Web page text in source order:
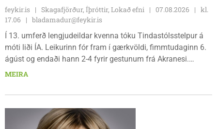
feykir.is Skagafjörður, Íþróttir, Lokað efni 07.08.2026
kl.
17.06
bladamadur@feykir.is
Í 13. umferð lengjudeildar kvenna tóku Tindastólsstelpur á
móti liði ÍA. Leikurinn fór fram í gærkvöldi, fimmtudaginn 6.
ágúst og endaði hann 2-4 fyrir gestunum frá Akranesi.
Tindastólsliðið frumsýndi tvo nýja leikmenn en þær dönsku
tvíburar.
MEIRA